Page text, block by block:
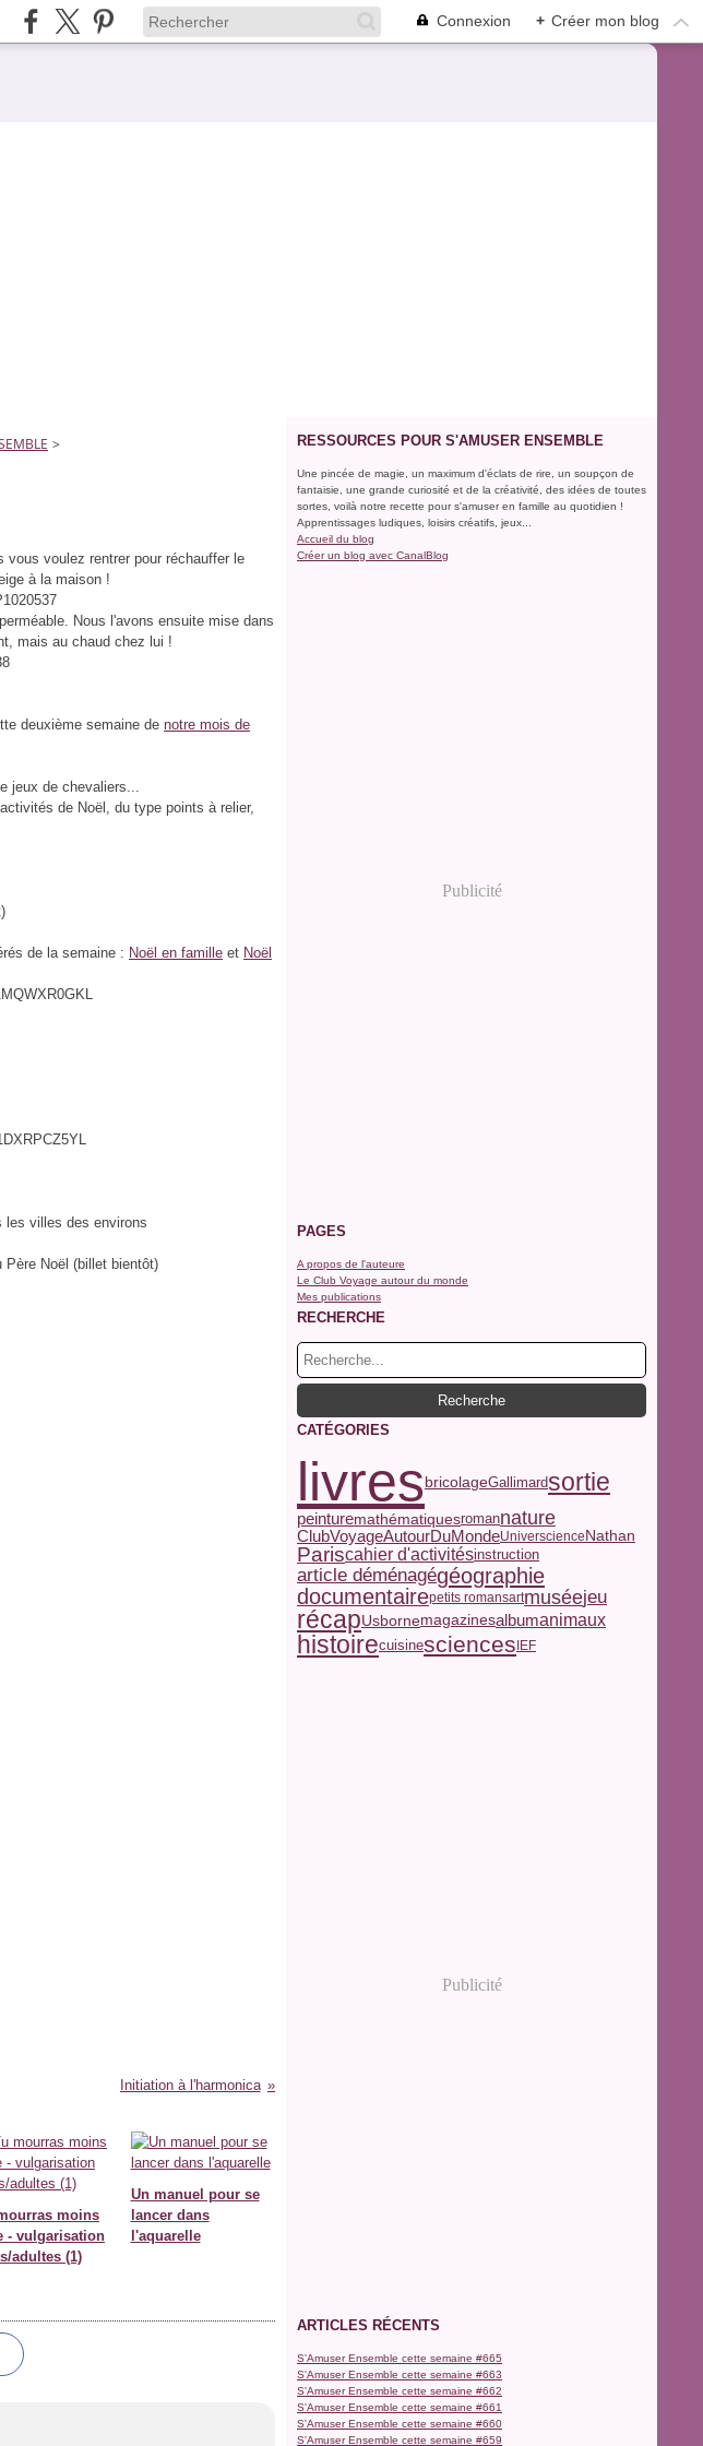
Connexion + Créer mon blog
>
vous voulez rentrer pour réchauffer le
à la maison !
Nous l'avons ensuite mise dans
mais au chaud chez lui !
deuxième semaine de notre mois de
jeux de chevaliers...
de Noël, du type points à relier,
de la semaine : Noël en famille et Noël
les villes des environs
Noël (billet bientôt)
Initiation à l'harmonica
moins
- vulgarisation
adultes (1)
Un manuel pour se
lancer dans
l'aquarelle
RESSOURCES POUR S'AMUSER ENSEMBLE
Une pincée de magie, un maximum d'éclats de rire, un soupçon de
fantaisie, une grande curiosité et de la créativité, des idées de toutes
sortes, voilà notre recette pour s'amuser en famille au quotidien !
Apprentissages ludiques, loisirs créatifs, jeux...
Accueil du blog
Créer un blog avec CanalBlog
Publicité
PAGES
A propos de l'auteure
Le Club Voyage autour du monde
Mes publications
RECHERCHE
CATÉGORIES
livresbricolageGallimardsortie
peinturemathématiquesromannature
ClubVoyageAutourDuMondeUniverscienceNathan
Pariscahier d'activitésinstruction
article déménagégéographie
documentairepetits romansartmuséejeu
récapUsbornemagazinesalbumanimaux
histoirecuisinesciencesIEF
Publicité
ARTICLES RÉCENTS
S'Amuser Ensemble cette semaine #665
S'Amuser Ensemble cette semaine #663
S'Amuser Ensemble cette semaine #662
S'Amuser Ensemble cette semaine #661
S'Amuser Ensemble cette semaine #660
S'Amuser Ensemble cette semaine #659